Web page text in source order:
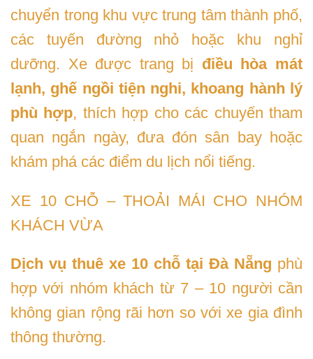
chuyển trong khu vực trung tâm thành phố,
các tuyến đường nhỏ hoặc khu nghỉ
dưỡng. Xe được trang bị điều hòa mát
lạnh, ghế ngồi tiện nghi, khoang hành lý
phù hợp, thích hợp cho các chuyến tham
quan ngắn ngày, đưa đón sân bay hoặc
khám phá các điểm du lịch nổi tiếng.
XE 10 CHỖ – THOẢI MÁI CHO NHÓM
KHÁCH VỪA
Dịch vụ thuê xe 10 chỗ tại Đà Nẵng phù
hợp với nhóm khách từ 7 – 10 người cần
không gian rộng rãi hơn so với xe gia đình
thông thường.